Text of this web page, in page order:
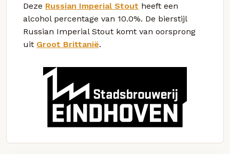
Deze Russian Imperial Stout heeft een
alcohol percentage van 10.0%. De bierstijl
Russian Imperial Stout komt van oorsprong
uit Groot Brittanië.